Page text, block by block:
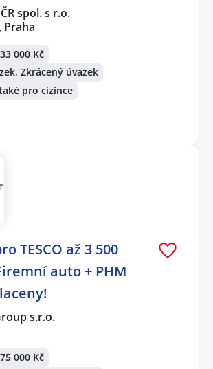
spol. s r.o.
Praha
000 Kč
Zkrácený úvazek
pro cizince
TESCO až 3 500
auto + PHM
s.r.o.
000 Kč